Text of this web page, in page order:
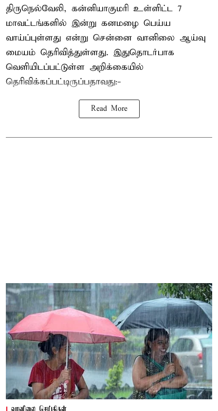
திருநெல்வேலி, கன்னியாகுமரி உள்ளிட்ட 7
மாவட்டங்களில் இன்று கனமழை பெய்ய
வாய்ப்புள்ளது என்று சென்னை வானிலை ஆய்வு
மையம் தெரிவித்துள்ளது. இதுதொடர்பாக
வெளியிடப்பட்டுள்ள அறிக்கையில்
தெரிவிக்கப்பட்டிருப்பதாவது:-
Read More